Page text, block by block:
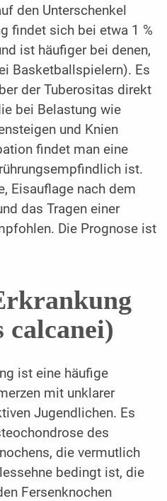
den Unterschenkel
findet sich bei etwa 1 %
ist häufiger bei denen,
Basketballspielern). Es
der Tuberositas direkt
bei Belastung wie
und Knien
findet man eine
ist.
Eisauflage nach dem
das Tragen einer
Die Prognose ist
calcanei)
ist eine häufige
mit unklarer
Jugendlichen. Es
des
die vermutlich
bedingt ist, die
Fersenknochen